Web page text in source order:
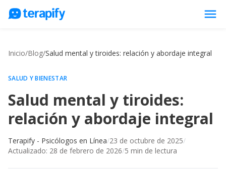
menu
Opiniones
Empresas
Preguntas frecuentes
Trabaja con nosotros
Inicio/Blog/Salud mental y tiroides: relación y abordaje integral
SALUD Y BIENESTAR
Salud mental y tiroides:
relación y abordaje integral
Terapify - Psicólogos en Línea/23 de octubre de 2025/
Actualizado: 28 de febrero de 2026/5 min de lectura